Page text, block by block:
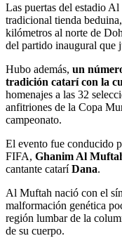
Las puertas del estadio
tradicional tienda
kilómetros al norte de
del partido inaugural que
Hubo además, un
tradición catarí con la
homenajes a las 32
anfitriones de la Copa
campeonato.
El evento fue conducido
FIFA, Ghanim Al
cantante cataríDana.
Al Muftah nació con el
malformación genética
región lumbar de la
de su cuerpo.